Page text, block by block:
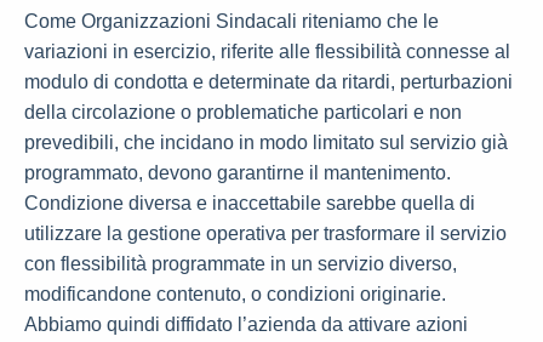
Come Organizzazioni Sindacali riteniamo che le
variazioni in esercizio, riferite alle flessibilità connesse al
modulo di condotta e determinate da ritardi, perturbazioni
della circolazione o problematiche particolari e non
prevedibili, che incidano in modo limitato sul servizio già
programmato, devono garantirne il mantenimento.
Condizione diversa e inaccettabile sarebbe quella di
utilizzare la gestione operativa per trasformare il servizio
con flessibilità programmate in un servizio diverso,
modificandone contenuto, o condizioni originarie.
Abbiamo quindi diffidato l’azienda da attivare azioni